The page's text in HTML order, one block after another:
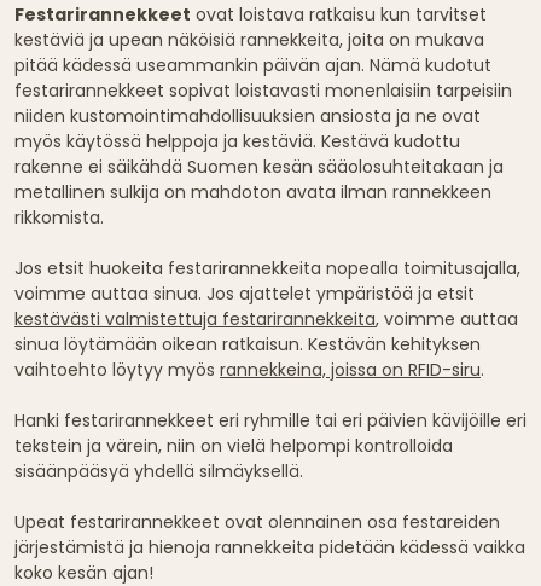
Festarirannekkeet ovat loistava ratkaisu kun tarvitset
kestäviä ja upean näköisiä rannekkeita, joita on mukava
pitää kädessä useammankin päivän ajan. Nämä kudotut
festarirannekkeet sopivat loistavasti monenlaisiin tarpeisiin
niiden kustomointimahdollisuuksien ansiosta ja ne ovat
myös käytössä helppoja ja kestäviä. Kestävä kudottu
rakenne ei säikähdä Suomen kesän sääolosuhteitakaan ja
metallinen sulkija on mahdoton avata ilman rannekkeen
rikkomista.
Jos etsit huokeita festarirannekkeita nopealla toimitusajalla,
voimme auttaa sinua. Jos ajattelet ympäristöä ja etsit
kestävästi valmistettuja festarirannekkeita, voimme auttaa
sinua löytämään oikean ratkaisun. Kestävän kehityksen
vaihtoehto löytyy myös rannekkeina, joissa on RFID-siru.
Hanki festarirannekkeet eri ryhmille tai eri päivien kävijöille eri
tekstein ja värein, niin on vielä helpompi kontrolloida
sisäänpääsyä yhdellä silmäyksellä.
Upeat festarirannekkeet ovat olennainen osa festareiden
järjestämistä ja hienoja rannekkeita pidetään kädessä vaikka
koko kesän ajan!